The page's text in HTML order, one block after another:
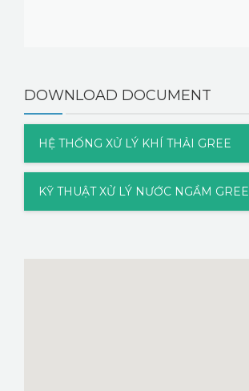
DOWNLOAD DOCUMENT
HỆ THỐNG XỬ LÝ KHÍ THẢI GREE
KỸ THUẬT XỬ LÝ NƯỚC NGẦM GREE